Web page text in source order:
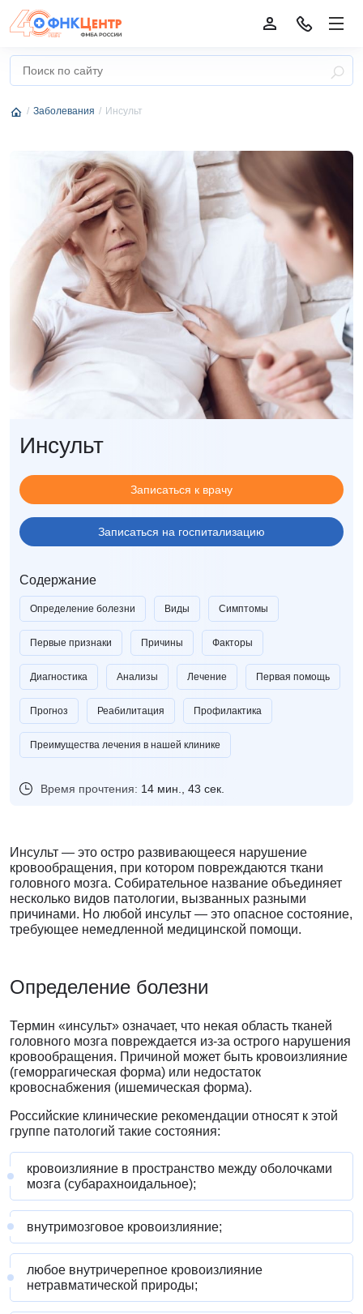
Заболевания Инсульт
Инсульт
Записаться к врачу
Записаться на госпитализацию
Содержание
Определение болезни Виды Симптомы
Первые признаки Причины Факторы
Диагностика Анализы Лечение Первая помощь
Прогноз Реабилитация Профилактика
Преимущества лечения в нашей клинике
Время прочтения: 14 мин., 43 сек.
Инсульт — это остро развивающееся нарушение
кровообращения, при котором повреждаются ткани
головного мозга. Собирательное название объединяет
несколько видов патологии, вызванных разными
причинами. Но любой инсульт — это опасное состояние,
требующее немедленной медицинской помощи.
Определение болезни
Термин «инсульт» означает, что некая область тканей
головного мозга повреждается из-за острого нарушения
кровообращения. Причиной может быть кровоизлияние
(геморрагическая форма) или недостаток
кровоснабжения (ишемическая форма).
Российские клинические рекомендации относят к этой
группе патологий такие состояния:
кровоизлияние в пространство между оболочками
мозга (субарахноидальное);
внутримозговое кровоизлияние;
любое внутричерепное кровоизлияние
нетравматической природы;